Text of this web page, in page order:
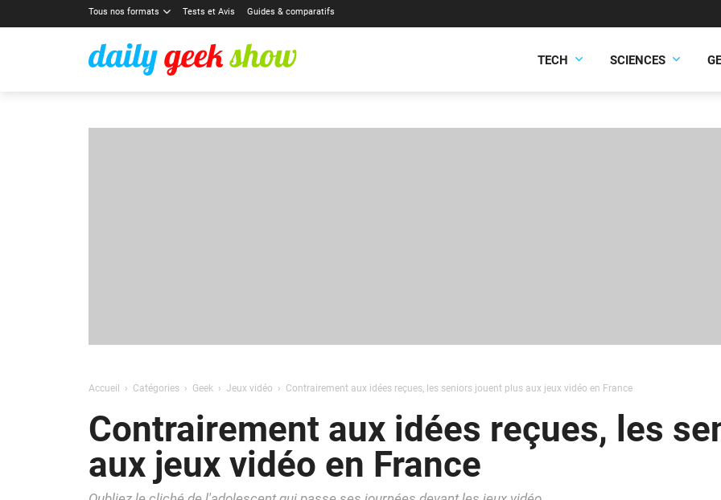
Tous nos formats Tests et Avis Guides & comparatifs
TECH SCIENCES
Accueil Catégories Geek Jeux vidéo Contrairement aux idées reçues, les seniors jouent plus aux jeux vidéo en France
Contrairement aux idées reçues, les
aux jeux vidéo en France